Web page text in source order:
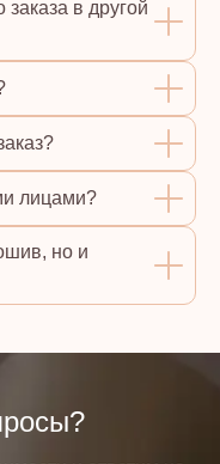
в другой
лицами?
но и